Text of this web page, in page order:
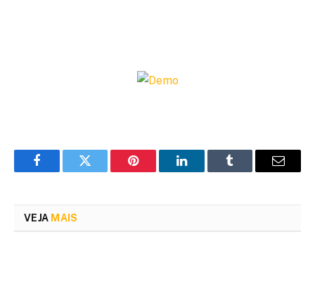
FacebookTwitter Pinterest LinkedInTumblr Email
VEJA MAIS